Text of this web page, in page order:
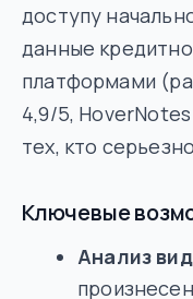
доступу
данные
платформами
4,9/5,
тех, кто
Ключевые
Анализ